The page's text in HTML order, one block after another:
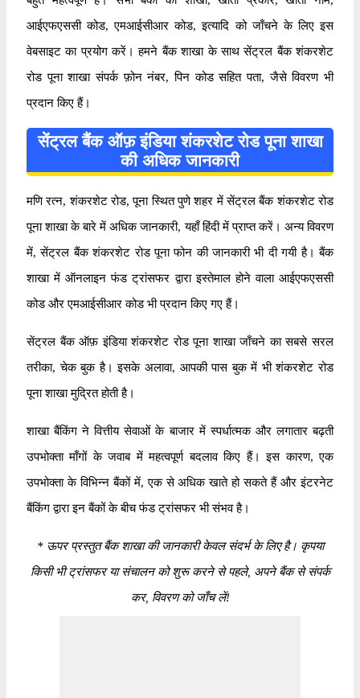
आईएफएससी कोड, एमआईसीआर कोड, इत्यादि को जाँचने के लिए इस
वेबसाइट का प्रयोग करें। हमने बैंक शाखा के साथ सेंट्रल बैंक शंकरशेट
रोड पूना शाखा संपर्क फ़ोन नंबर, पिन कोड सहित पता, जैसे विवरण भी
प्रदान किए हैं।
सेंट्रल बैंक ऑफ़ इंडिया शंकरशेट रोड पूना शाखा
की अधिक जानकारी
मणि रत्न, शंकरशेट रोड, पूना स्थित पुणे शहर में सेंट्रल बैंक शंकरशेट रोड
पूना शाखा के बारे में अधिक जानकारी, यहाँ हिंदी में प्राप्त करें। अन्य विवरण
में, सेंट्रल बैंक शंकरशेट रोड पूना फोन की जानकारी भी दी गयी है। बैंक
शाखा में ऑनलाइन फंड ट्रांसफर द्वारा इस्तेमाल होने वाला आईएफएससी
कोड और एमआईसीआर कोड भी प्रदान किए गए हैं।
सेंट्रल बैंक ऑफ़ इंडिया शंकरशेट रोड पूना शाखा जाँचने का सबसे सरल
तरीका, चेक बुक है। इसके अलावा, आपकी पास बुक में भी शंकरशेट रोड
पूना शाखा मुद्रित होती है।
शाखा बैंकिंग ने वित्तीय सेवाओं के बाजार में स्पर्धात्मक और लगातार बढ़ती
उपभोक्ता माँगों के जवाब में महत्वपूर्ण बदलाव किए हैं। इस कारण, एक
उपभोक्ता के विभिन्न बैंकों में, एक से अधिक खाते हो सकते हैं और इंटरनेट
बैंकिंग द्वारा इन बैंकों के बीच फंड ट्रांसफर भी संभव है।
*ऊपर प्रस्तुत बैंक शाखा की जानकारी केवल संदर्भ के लिए है। कृपया
किसी भी ट्रांसफर या संचालन को शुरू करने से पहले, अपने बैंक से संपर्क
कर, विवरण को जाँच लें!